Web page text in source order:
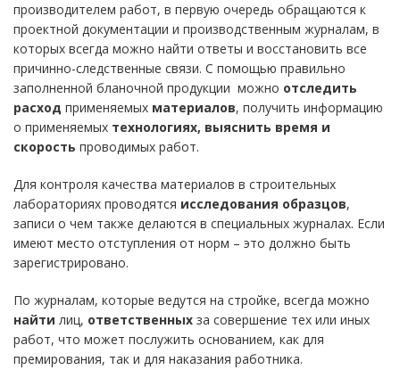
производителем работ, в первую очередь обращаются к
проектной документации и производственным журналам, в
которых всегда можно найти ответы и восстановить все
причинно-следственные связи. С помощью правильно
заполненной бланочной продукции можно отследить
расход применяемых материалов, получить информацию
о применяемых технологиях, выяснить время и
скорость проводимых работ.
Для контроля качества материалов в строительных
лабораториях проводятся исследования образцов,
записи о чем также делаются в специальных журналах. Если
имеют место отступления от норм – это должно быть
зарегистрировано.
По журналам, которые ведутся на стройке, всегда можно
найти лиц, ответственных за совершение тех или иных
работ, что может послужить основанием, как для
премирования, так и для наказания работника.